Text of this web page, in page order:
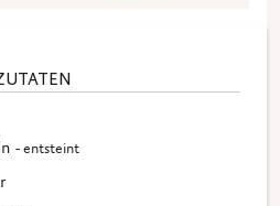
- entsteint